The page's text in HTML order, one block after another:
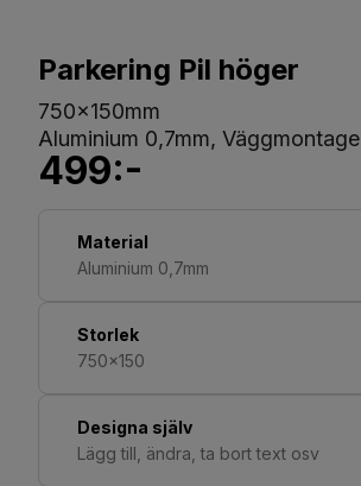
Parkering Pil höger
750x150mm
Aluminium 0,7mm, Väggmontage
499:-
Material
Aluminium 0,7mm
Storlek
750x150
Designa själv
Lägg till, ändra, ta bort text osv